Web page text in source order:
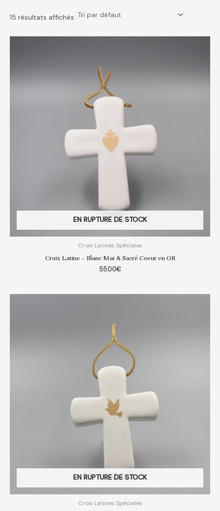
15 résultats affichés
EN RUPTURE DE STOCK
Croix Latines Spéciales
Croix Latine – Blanc Mat & Sacré Coeur en OR
55.00€
EN RUPTURE DE STOCK
Croix Latines Spéciales